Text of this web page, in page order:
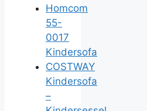
Homcom
55-
0017
Kindersofa
COSTWAY
Kindersofa
–